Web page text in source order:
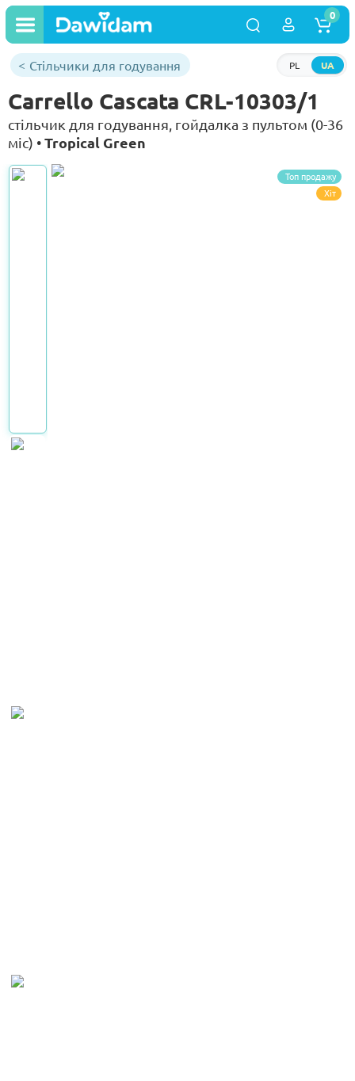
PL UA
0
Стільчики для годування
Carrello Cascata CRL-10303/1
стільчик для годування, гойдалка з пультом (0-36
міс) •Tropical Green
Топ продажу
Хіт